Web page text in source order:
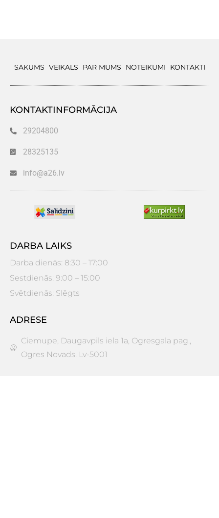
SĀKUMS VEIKALS PAR MUMS NOTEIKUMI KONTAKTI
KONTAKTINFORMĀCIJA
29204800
28325135
info@a26.lv
DARBA LAIKS
Darba dienās: 8:30 – 17:00
Sestdienās: 9:00 – 15:00
Svētdienās: Slēgts
ADRESE
Ciemupe, Daugavpils iela 1a, Ogresgala pag.,
Ogres Novads. Lv-5001